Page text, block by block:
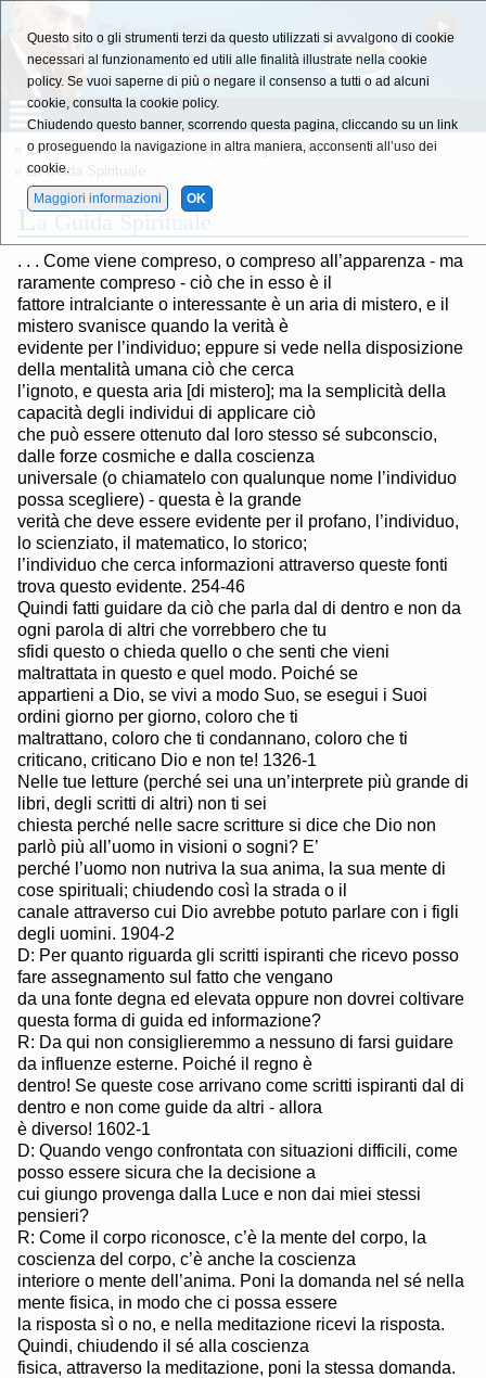
Estratti dalle Letture di E. Cayce »Argomenti Vari
» La Guida Spirituale
La Guida Spirituale
. . . Come viene compreso, o compreso all’apparenza - ma
raramente compreso - ciò che in esso è il
fattore intralciante o interessante è un aria di mistero, e il
mistero svanisce quando la verità è
evidente per l’individuo; eppure si vede nella disposizione
della mentalità umana ciò che cerca
l’ignoto, e questa aria [di mistero]; ma la semplicità della
capacità degli individui di applicare ciò
che può essere ottenuto dal loro stesso sé subconscio,
dalle forze cosmiche e dalla coscienza
universale (o chiamatelo con qualunque nome l’individuo
possa scegliere) - questa è la grande
verità che deve essere evidente per il profano, l’individuo,
lo scienziato, il matematico, lo storico;
l’individuo che cerca informazioni attraverso queste fonti
trova questo evidente. 254-46
Quindi fatti guidare da ciò che parla dal di dentro e non da
ogni parola di altri che vorrebbero che tu
sfidi questo o chieda quello o che senti che vieni
maltrattata in questo e quel modo. Poiché se
appartieni a Dio, se vivi a modo Suo, se esegui i Suoi
ordini giorno per giorno, coloro che ti
maltrattano, coloro che ti condannano, coloro che ti
criticano, criticano Dio e non te! 1326-1
Nelle tue letture (perché sei una un’interprete più grande di
libri, degli scritti di altri) non ti sei
chiesta perché nelle sacre scritture si dice che Dio non
parlò più all’uomo in visioni o sogni? E’
perché l’uomo non nutriva la sua anima, la sua mente di
cose spirituali; chiudendo così la strada o il
canale attraverso cui Dio avrebbe potuto parlare con i figli
degli uomini. 1904-2
D: Per quanto riguarda gli scritti ispiranti che ricevo posso
fare assegnamento sul fatto che vengano
da una fonte degna ed elevata oppure non dovrei coltivare
questa forma di guida ed informazione?
R: Da qui non consiglieremmo a nessuno di farsi guidare
da influenze esterne. Poiché il regno è
dentro! Se queste cose arrivano come scritti ispiranti dal di
dentro e non come guide da altri - allora
è diverso! 1602-1
D: Quando vengo confrontata con situazioni difficili, come
posso essere sicura che la decisione a
cui giungo provenga dalla Luce e non dai miei stessi
pensieri?
R: Come il corpo riconosce, c’è la mente del corpo, la
coscienza del corpo, c’è anche la coscienza
interiore o mente dell’anima. Poni la domanda nel sé nella
mente fisica, in modo che ci possa essere
la risposta sì o no, e nella meditazione ricevi la risposta.
Quindi, chiudendo il sé alla coscienza
fisica, attraverso la meditazione, poni la stessa domanda.
Questo sito o gli strumenti terzi da questo utilizzati si avvalgono di cookie
necessari al funzionamento ed utili alle finalità illustrate nella cookie
policy. Se vuoi saperne di più o negare il consenso a tutti o ad alcuni
cookie, consulta la cookie policy.
Chiudendo questo banner, scorrendo questa pagina, cliccando su un link
o proseguendo la navigazione in altra maniera, acconsenti all’uso dei
cookie.
Maggiori informazioni
OK